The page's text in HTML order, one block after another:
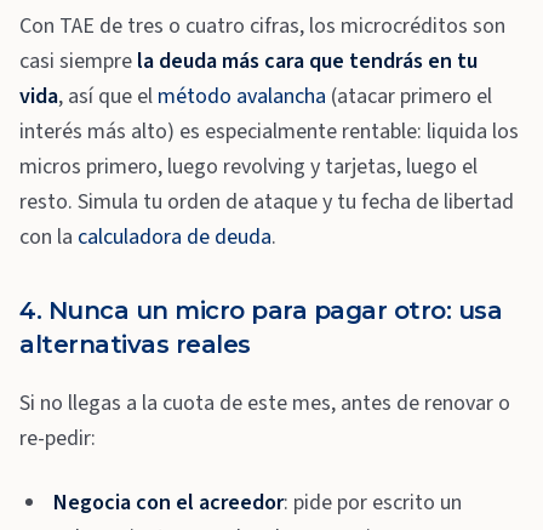
Con TAE de tres o cuatro cifras, los microcréditos son
casi siempre la deuda más cara que tendrás en tu
vida, así que el método avalancha (atacar primero el
interés más alto) es especialmente rentable: liquida los
micros primero, luego revolving y tarjetas, luego el
resto. Simula tu orden de ataque y tu fecha de libertad
con la calculadora de deuda.
4. Nunca un micro para pagar otro: usa
alternativas reales
Si no llegas a la cuota de este mes, antes de renovar o
re-pedir:
Negocia con el acreedor: pide por escrito un